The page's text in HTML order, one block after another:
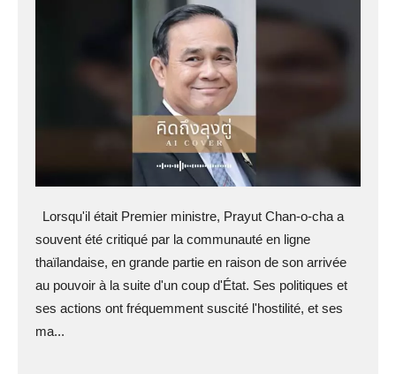
Lorsqu'il était Premier ministre, Prayut Chan-o-cha a
souvent été critiqué par la communauté en ligne
thaïlandaise, en grande partie en raison de son arrivée
au pouvoir à la suite d'un coup d'État. Ses politiques et
ses actions ont fréquemment suscité l'hostilité, et ses
ma...